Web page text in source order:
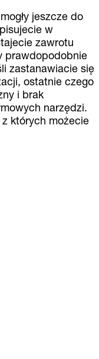
jeszcze do
w
zawrotu
prawdopodobnie
zastanawiacie się
ostatnie czego
i brak
narzędzi.
których możecie